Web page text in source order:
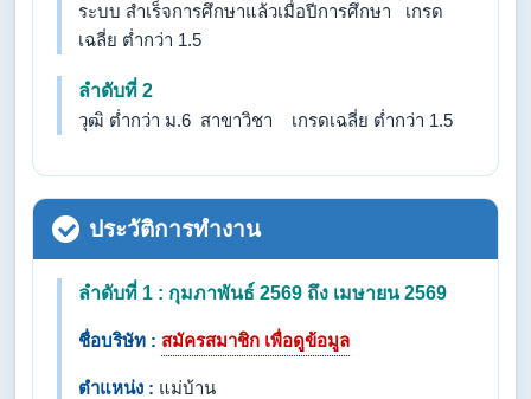
ระบบ สำเร็จการศึกษาแล้วเมื่อปีการศึกษา เกรด
เฉลี่ย ต่ำกว่า 1.5
ลำดับที่ 2
วุฒิ ต่ำกว่า ม.6 สาขาวิชา เกรดเฉลี่ย ต่ำกว่า 1.5
ประวัติการทำงาน
ลำดับที่ 1 : กุมภาพันธ์ 2569 ถึง เมษายน 2569
ชื่อบริษัท : สมัครสมาชิก เพื่อดูข้อมูล
ตำแหน่ง : แม่บ้าน